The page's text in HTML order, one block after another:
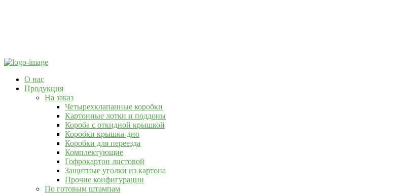
О нас
Продукция
На заказ
Четырехклапанные коробки
Картонные лотки и поддоны
Короба с откидной крышкой
Коробки крышка-дно
Коробки для переезда
Комплектующие
Гофрокартон листовой
Защитные уголки из картона
Прочие конфигурации
По готовым штампам